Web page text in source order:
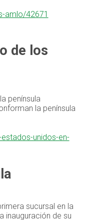
amlo/42671
de los
península
la península
unidos-en-
sucursal en la
inauguración de su